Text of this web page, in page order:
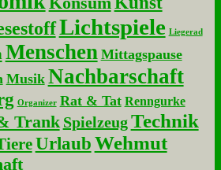
Lichtspiele Liegerad
Menschen Mittagspause
Musik Nachbarschaft
Organizer Rat & Tat Renngurke
Trank Spielzeug Technik
UrlaubWehmut